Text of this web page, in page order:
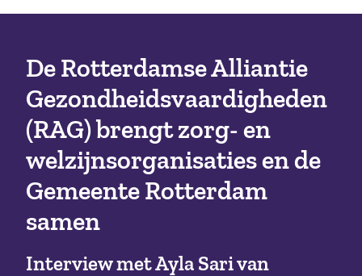
De Rotterdamse Alliantie
Gezondheidsvaardigheden
(RAG) brengt zorg- en
welzijnsorganisaties en de
Gemeente Rotterdam
samen
Interview met Ayla Sari van